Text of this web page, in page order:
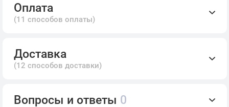
Оплата
(11 способов оплаты)
Доставка
(12 способов доставки)
Вопросы и ответы 0